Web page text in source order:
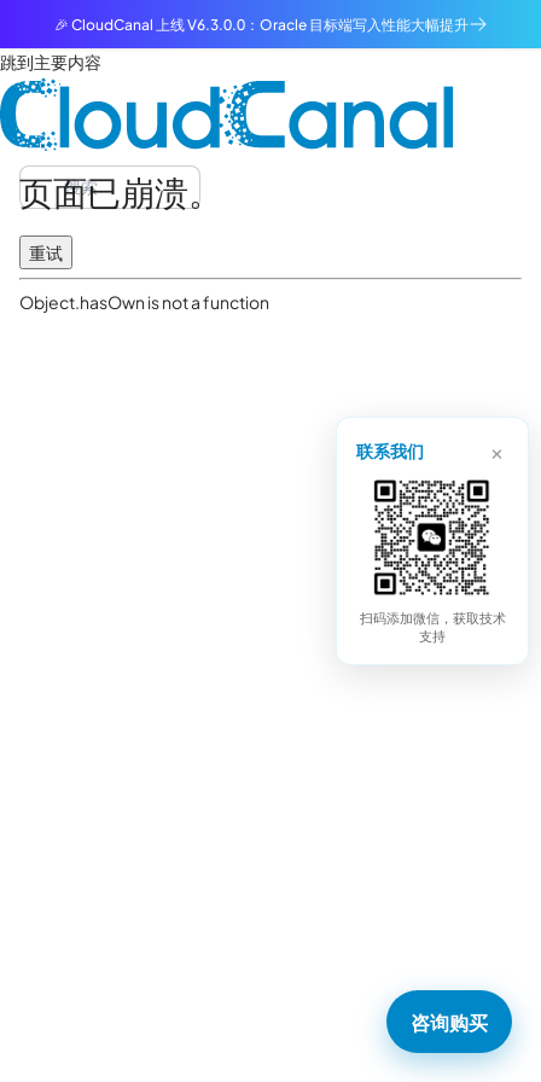
🎉 CloudCanal 上线 V6.3.0.0：Oracle 目标端写入性能大幅提升
跳到主要内容
页面已崩溃。
重试
Object.hasOwn is not a function
联系我们 ×
扫码添加微信，获取技术
支持
咨询购买